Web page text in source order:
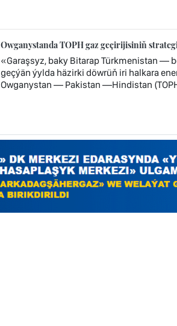
Owganystanda TOPH gaz geçirijisiniň
«Garaşsyz, baky Bitarap Türkmenistan —
geçýän ýylda häzirki döwrüň iri halkara
Owganystan — Pakistan —Hindistan